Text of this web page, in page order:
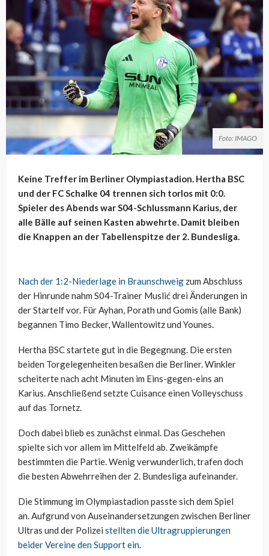
Foto: IMAGO
Keine Treffer im Berliner Olympiastadion. Hertha BSC
und der FC Schalke 04 trennen sich torlos mit 0:0.
Spieler des Abends war S04-Schlussmann Karius, der
alle Bälle auf seinen Kasten abwehrte. Damit bleiben
die Knappen an der Tabellenspitze der 2. Bundesliga.
Nach der 1:2-Niederlage in Braunschweig zum Abschluss
der Hinrunde nahm S04-Trainer Muslić drei Änderungen in
der Startelf vor. Für Ayhan, Porath und Gomis (alle Bank)
begannen Timo Becker, Wallentowitz und Younes.
Hertha BSC startete gut in die Begegnung. Die ersten
beiden Torgelegenheiten besaßen die Berliner. Winkler
scheiterte nach acht Minuten im Eins-gegen-eins an
Karius. Anschließend setzte Cuisance einen Volleyschuss
auf das Tornetz.
Doch dabei blieb es zunächst einmal. Das Geschehen
spielte sich vor allem im Mittelfeld ab. Zweikämpfe
bestimmten die Partie. Wenig verwunderlich, trafen doch
die besten Abwehrreihen der 2. Bundesliga aufeinander.
Die Stimmung im Olympiastadion passte sich dem Spiel
an. Aufgrund von Auseinandersetzungen zwischen Berliner
Ultras und der Polizei stellten die Ultragruppierungen
beider Vereine den Support ein.